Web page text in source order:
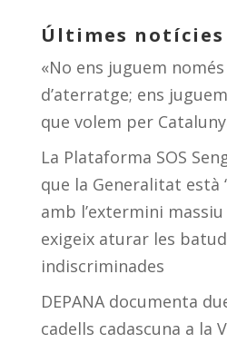
Últimes notícies
«No ens juguem
d’aterratge; ens
que volem per
La Plataforma SOS
que la Generalitat està
amb l’extermini
exigeix aturar les
indiscriminades
DEPANA documenta
cadells cadascuna a la